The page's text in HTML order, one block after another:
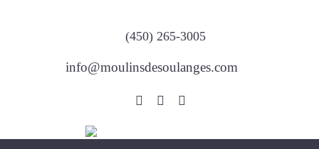
(450) 265-3005
info@moulinsdesoulanges.com